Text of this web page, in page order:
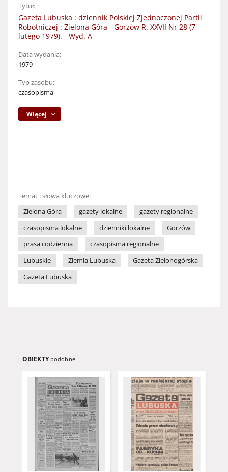
Tytuł:
Gazeta Lubuska : dziennik Polskiej Zjednoczonej Partii
Robotniczej : Zielona Góra - Gorzów R. XXVII Nr 28 (7
lutego 1979). - Wyd. A
Data wydania:
1979
Typ zasobu:
czasopisma
Więcej
Temat i słowa kluczowe:
Zielona Góra
gazety lokalne
gazety regionalne
czasopisma lokalne
dzienniki lokalne
Gorzów
prasa codzienna
czasopisma regionalne
Lubuskie
Ziemia Lubuska
Gazeta Zielonogórska
Gazeta Lubuska
OBIEKTY podobne